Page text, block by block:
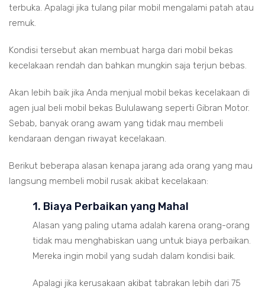
terbuka. Apalagi jika tulang pilar mobil mengalami patah atau
remuk.
Kondisi tersebut akan membuat harga dari mobil bekas
kecelakaan rendah dan bahkan mungkin saja terjun bebas.
Akan lebih baik jika Anda menjual mobil bekas kecelakaan di
agen jual beli mobil bekas Bululawang seperti Gibran Motor.
Sebab, banyak orang awam yang tidak mau membeli
kendaraan dengan riwayat kecelakaan.
Berikut beberapa alasan kenapa jarang ada orang yang mau
langsung membeli mobil rusak akibat kecelakaan:
1. Biaya Perbaikan yang Mahal
Alasan yang paling utama adalah karena orang-orang
tidak mau menghabiskan uang untuk biaya perbaikan.
Mereka ingin mobil yang sudah dalam kondisi baik.
Apalagi jika kerusakaan akibat tabrakan lebih dari 75